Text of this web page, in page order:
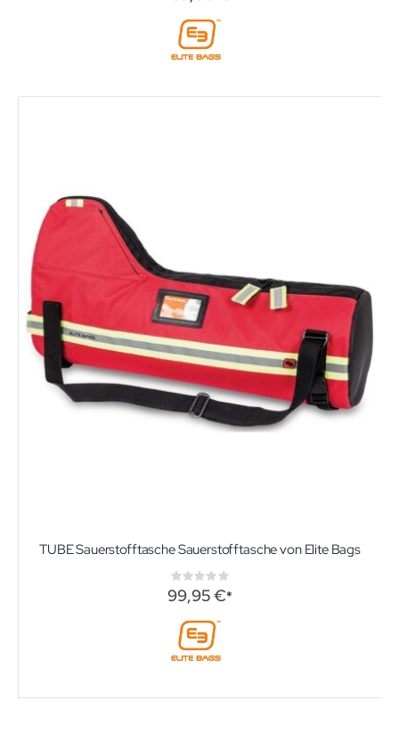
TUBE Sauerstofftasche Sauerstofftasche von Elite Bags
Rating:
0%
99,95 €